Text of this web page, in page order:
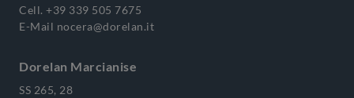
Cell. +39 339 505 7675
E-Mail nocera@dorelan.it
Dorelan Marcianise
SS 265, 28